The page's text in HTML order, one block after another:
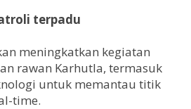
terpadu
meningkatkan kegiatan
rawan Karhutla, termasuk
untuk memantau titik
time.